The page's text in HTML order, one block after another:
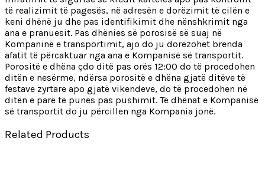
të realizimit të pagesës, në adresën e dorëzimit të cilën e
keni dhënë ju dhe pas identifikimit dhe nënshkrimit nga
ana e pranuesit. Pas dhënies së porosisë së suaj në
Kompaninë e transportimit, ajo do ju dorëzohet brenda
afatit të përcaktuar nga ana e Kompanisë së transportit.
Porositë e dhëna çdo ditë pas orës 12:00 do të procedohen
ditën e nesërme, ndërsa porositë e dhëna gjatë ditëve të
festave zyrtare apo gjatë vikendeve, do të procedohen në
ditën e parë të punës pas pushimit. Të dhënat e Kompanisë
së transportit do ju përcillen nga Kompania jonë.
Related Products